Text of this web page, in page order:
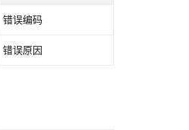
错误编码
错误原因